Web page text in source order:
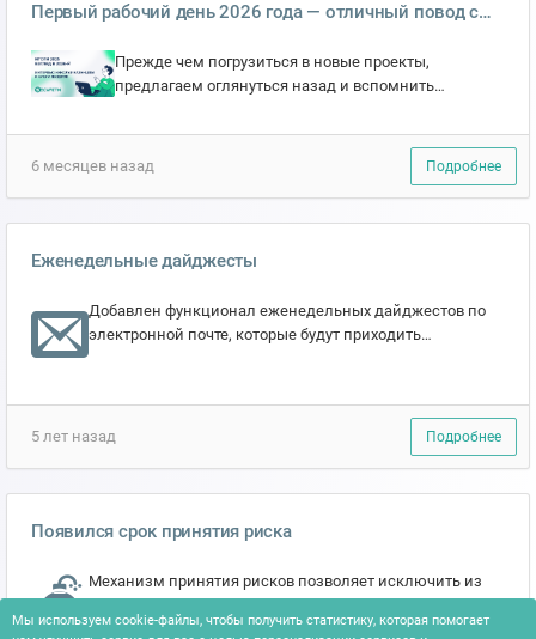
Первый рабочий день 2026 года — отличный повод с
Прежде чем погрузиться в новые проекты,
предлагаем оглянуться назад и вспомнить
году. Чтобы вспомнить гл...
6 месяцев назад
Подробнее
Еженедельные дайджесты
Добавлен функционал еженедельных дайджестов по
электронной почте, которые будут приходить
5 лет назад Подробнее
Появился срок принятия риска
Механизм принятия рисков позволяет исключить из
готова тратить силы. Теперь появилась возможность
Мы используем cookie-файлы, чтобы получить статистику, которая помогает